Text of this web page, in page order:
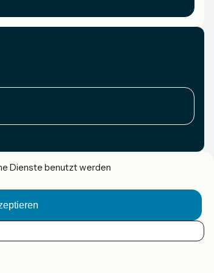
Dienste benutzt werden